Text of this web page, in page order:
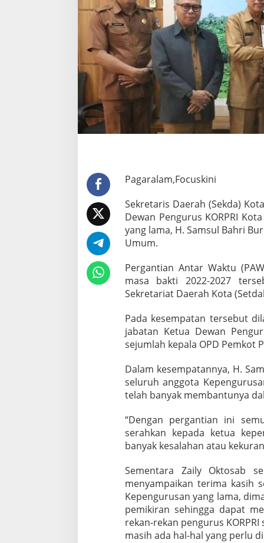
r
u
s
K
O
R
P
e
s
r
a
n
t
i
Pagaralam,Focuskini
Sekretaris Daerah (Sekda)
Dewan Pengurus KORPRI
yang lama, H. Samsul Bahri
Umum.
Pergantian Antar Waktu
masa bakti 2022-2027
Sekretariat Daerah Kota
Pada kesempatan tersebut
jabatan Ketua Dewan
sejumlah kepala OPD Pemkot
Dalam kesempatannya, H.
seluruh anggota
telah banyak membantunya
“Dengan pergantian ini
serahkan kepada ketua
banyak kesalahan atau
Sementara Zaily Oktosab
menyampaikan terima kasih
Kepengurusan yang lama,
pemikiran sehingga dapat
rekan-rekan pengurus
masih ada hal-hal yang perlu